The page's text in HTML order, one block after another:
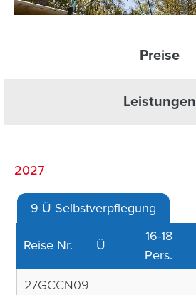
Preise
Leistungen
2027
9 Ü Selbstverpflegung
Reise Nr. Ü
16-18
Pers.
27GCCN09